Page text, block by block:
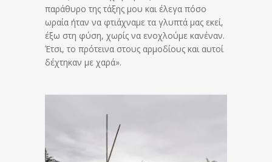
παράθυρο της τάξης μου και έλεγα πόσο
ωραία ήταν να φτιάχναμε τα γλυπτά μας εκεί,
έξω στη φύση, χωρίς να ενοχλούμε κανέναν.
Έτσι, το πρότεινα στους αρμοδίους και αυτοί
δέχτηκαν με χαρά».